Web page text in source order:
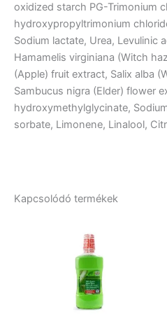
oxidized starch PG-Trimonium
hydroxypropyltrimonium
Sodium lactate, Urea, Levulinic
Hamamelis virginiana (Witch
(Apple) fruit extract, Salix alba
Sambucus nigra (Elder) flower
hydroxymethylglycinate,
sorbate, Limonene, Linalool,
Kapcsolódó termékek